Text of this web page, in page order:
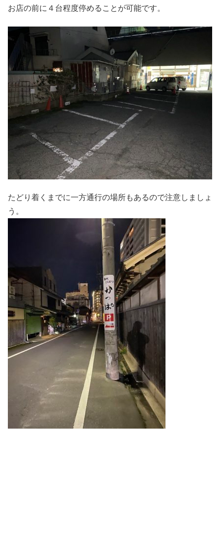
お店の前に４台程度停めることが可能です。
たどり着くまでに一方通行の場所もあるので注意しましょ
う。